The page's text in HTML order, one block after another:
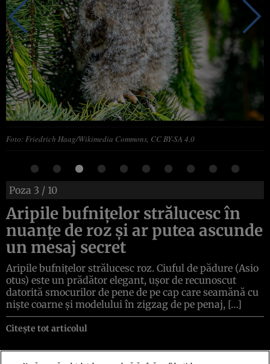
Foto: Friedrich Haag/Wikimedia Commons, CC BY-SA 4.0
Poza 3 / 10
Aripile bufnițelor strălucesc în
nuanțe de roz și ar putea ascunde
un mesaj secret
Aripile bufnițelor strălucesc roz. Ciuful de pădure (Asio
otus) este un prădător elegant, ușor de recunoscut
datorită smocurilor de pene de pe cap care seamănă cu
niște coarne și modelului în zigzag de pe penaj, […]
Citește tot articolul